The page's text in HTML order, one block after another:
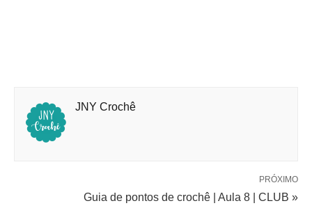
JNY Crochê
PRÓXIMO
Guia de pontos de crochê | Aula 8 | CLUB »